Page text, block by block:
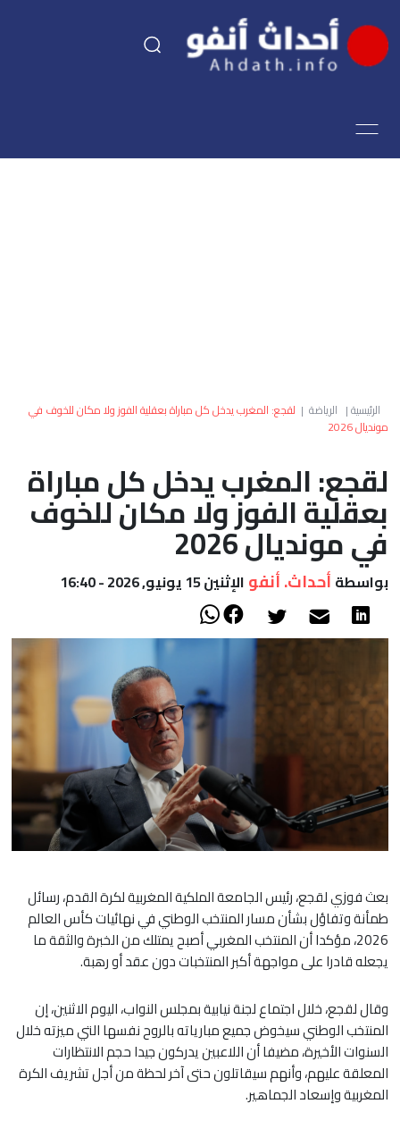
اقتصاد
العالم
الصحراء
الرئيسية| الرياضة | لقجع: المغرب يدخل كل مباراة بعقلية الفوز ولا مكان للخوف في
مونديال 2026
لقجع: المغرب يدخل كل مباراة
بعقلية الفوز ولا مكان للخوف
في مونديال 2026
بواسطة أحداث. أنفو الإثنين 15 يونيو, 2026 - 16:40
بعث فوزي لقجع، رئيس الجامعة الملكية المغربية لكرة القدم، رسائل
طمأنة وتفاؤل بشأن مسار المنتخب الوطني في نهائيات كأس العالم
2026، مؤكدا أن المنتخب المغربي أصبح يمتلك من الخبرة والثقة ما
يجعله قادرا على مواجهة أكبر المنتخبات دون عقد أو رهبة.
وقال لقجع، خلال اجتماع لجنة نيابية بمجلس النواب، اليوم الاثنين، إن
المنتخب الوطني سيخوض جميع مبارياته بالروح نفسها التي ميزته خلال
السنوات الأخيرة، مضيفا أن اللاعبين يدركون جيدا حجم الانتظارات
المعلقة عليهم، وأنهم سيقاتلون حتى آخر لحظة من أجل تشريف الكرة
المغربية وإسعاد الجماهير.